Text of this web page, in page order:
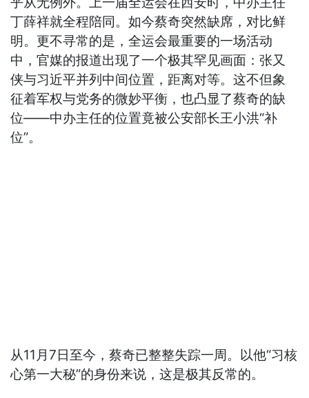
丁薛祥就全程陪同。如今蔡奇突然缺席，对比鲜
明。更不寻常的是，全运会最重要的一场活动
中，官媒的报道出现了一个极其罕见画面：张又
侠与习近平并列中间位置，距离对等。这不但象
征着军权与党务的微妙平衡，也凸显了蔡奇的缺
位——中办主任的位置竟被公安部长王小洪“补
位”。
从11月7日至今，蔡奇已整整失踪一周。以他“习核
心第一大秘”的身份来说，这是极其反常的。